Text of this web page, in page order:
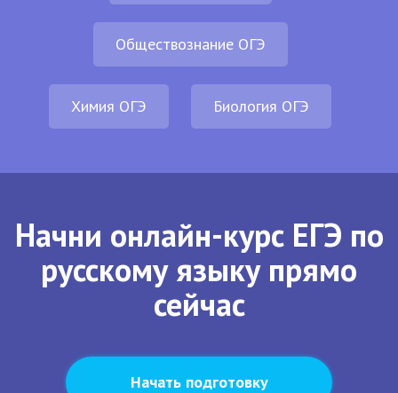
Обществознание ОГЭ
Химия ОГЭ Биология ОГЭ
Начни онлайн-курс ЕГЭ по
русскому языку прямо
сейчас
Начать подготовку